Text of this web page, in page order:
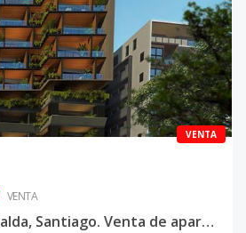
VENTA
VENTA
Malmo | La Esmeralda, Santiago. Venta de apartamentos con linea blanca incluida